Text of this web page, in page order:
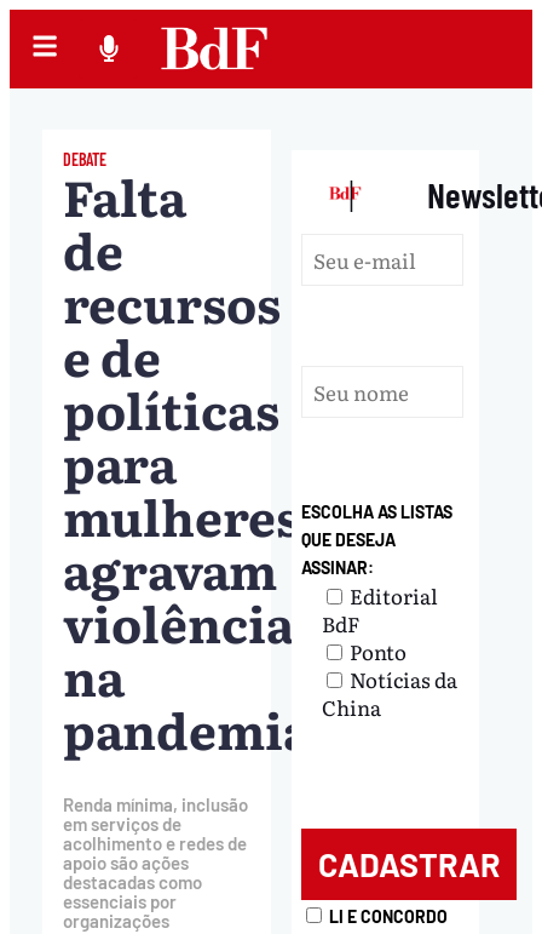
DEBATE
Falta
de
recursos
e de
políticas
para
mulheres
agravam
violência
na
pandemia
Renda mínima, inclusão
em serviços de
acolhimento e redes de
apoio são ações
destacadas como
essenciais por
organizações
|
ESCOLHA AS LISTAS
QUE DESEJA
ASSINAR:
Editorial
BdF
Ponto
Notícias da
China
LI E CONCORDO